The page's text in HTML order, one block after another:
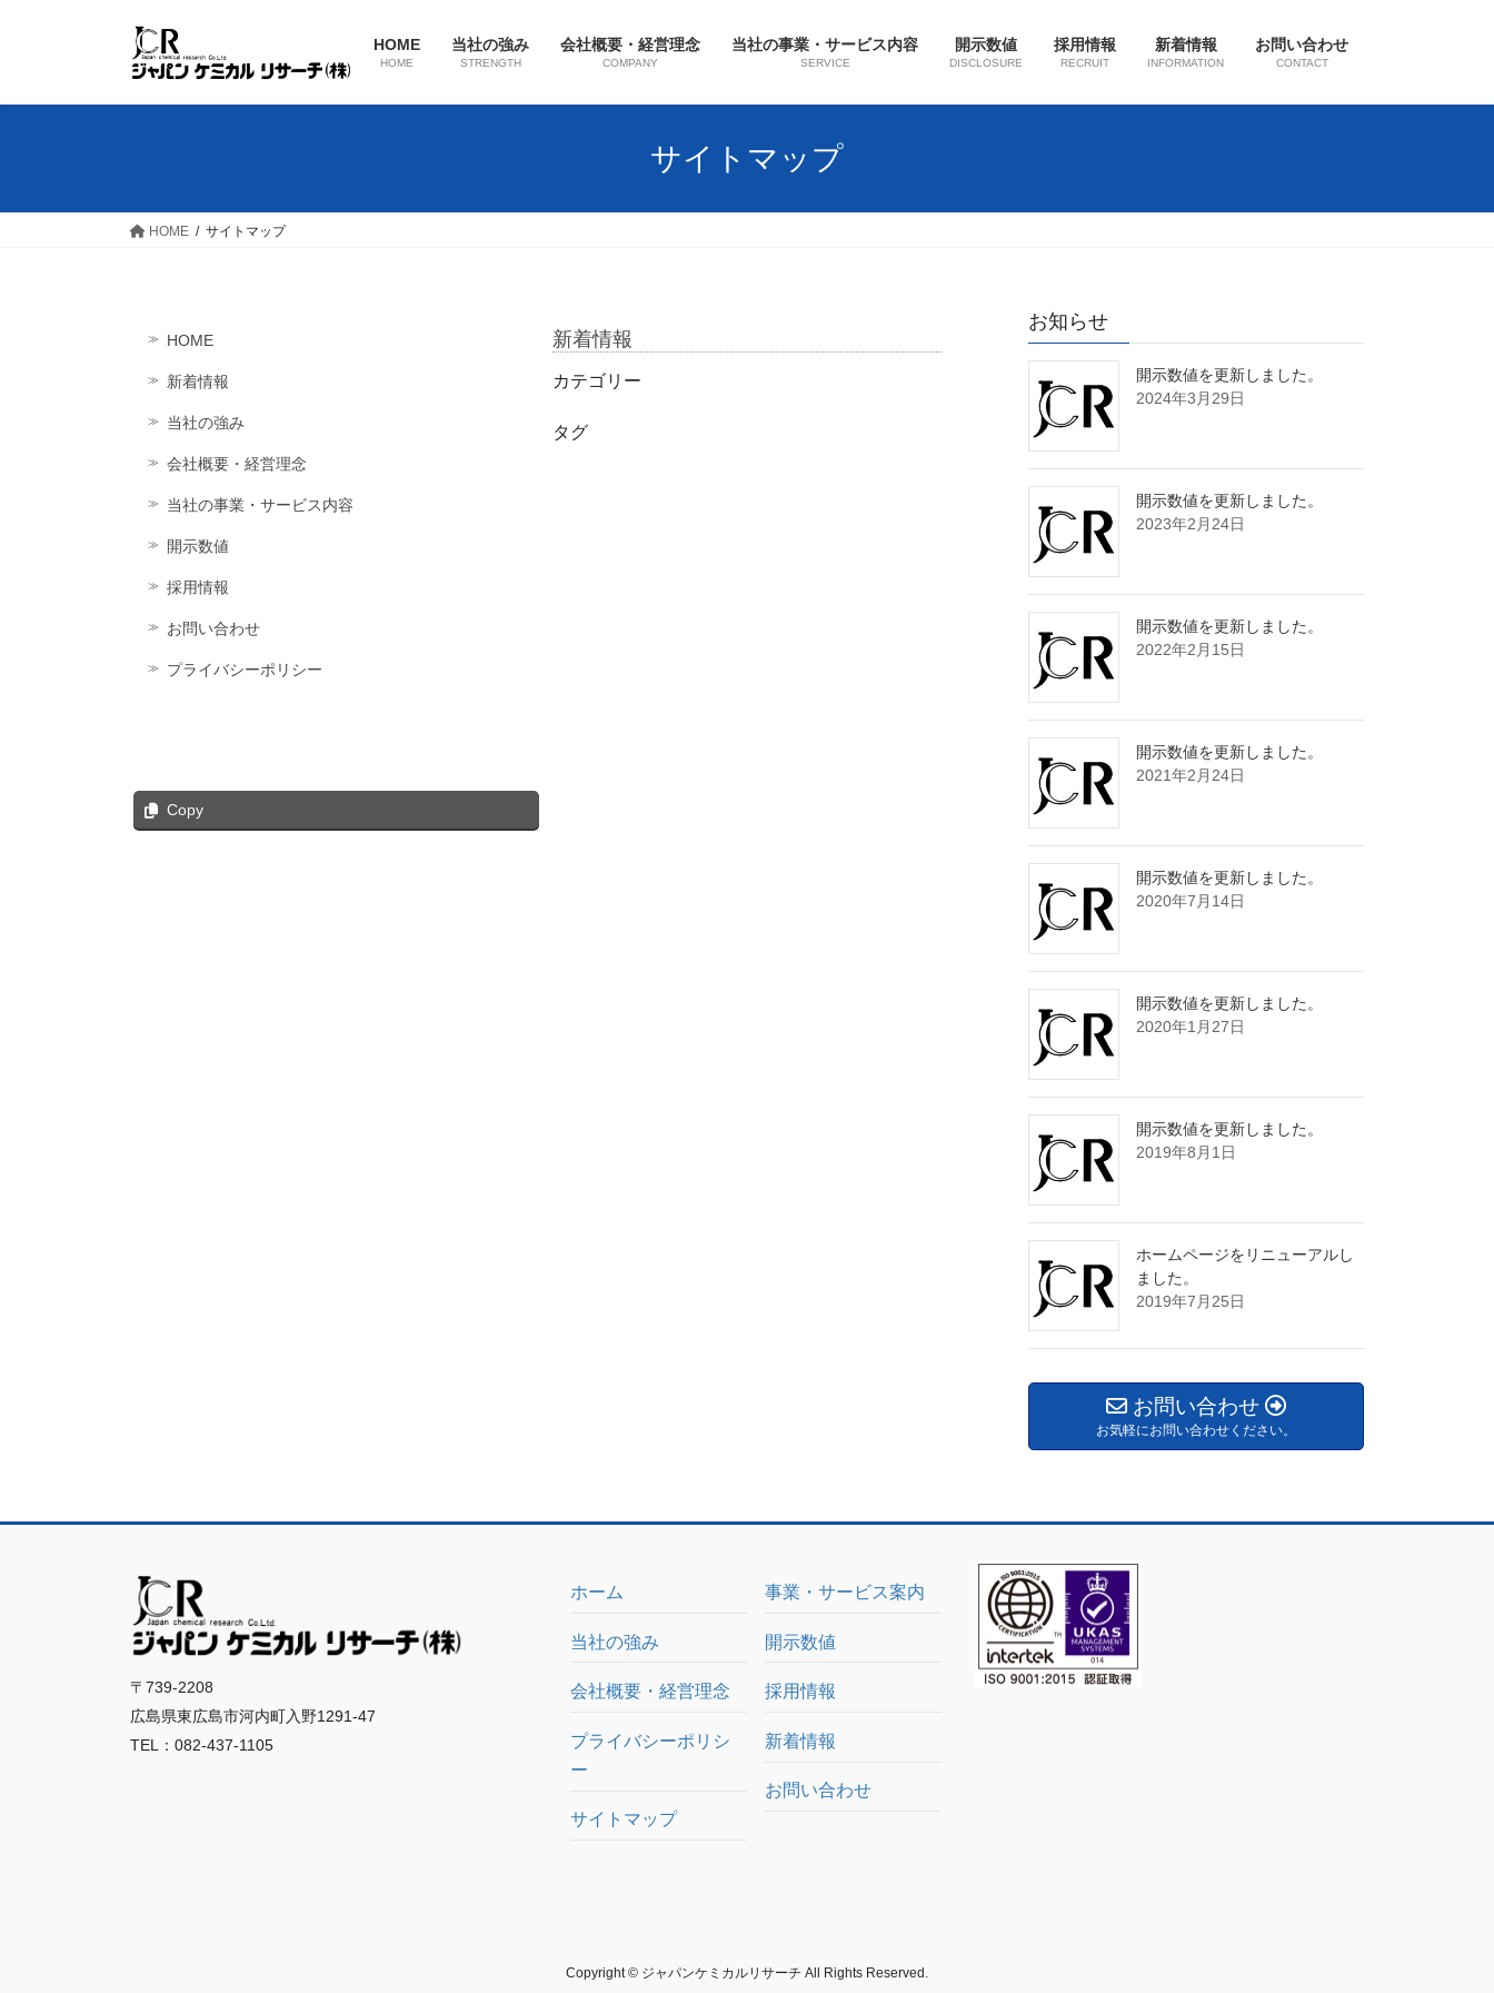
HOME
HOME
当社の強み
STRENGTH
会社概要・経営理念
COMPANY
当社の事業・サービス内容
SERVICE
開示数値
DISCLOSURE
採用情報
RECRUIT
新着情報
INFORMATION
お問い合わせ
CONTACT
サイトマップ
HOME サイトマップ
HOME
新着情報
当社の強み
会社概要・経営理念
当社の事業・サービス内容
開示数値
採用情報
お問い合わせ
プライバシーポリシー
新着情報
カテゴリー
タグ
Copy
お知らせ
開示数値を更新しました。
2024年3月29日
開示数値を更新しました。
2023年2月24日
開示数値を更新しました。
2022年2月15日
開示数値を更新しました。
2021年2月24日
開示数値を更新しました。
2020年7月14日
開示数値を更新しました。
2020年1月27日
開示数値を更新しました。
2019年8月1日
ホームページをリニューアルし
ました。
2019年7月25日
お問い合わせ
お気軽にお問い合わせください。
〒739-2208
広島県東広島市河内町入野1291-47
TEL：082-437-1105
ホーム
当社の強み
会社概要・経営理念
プライバシーポリシ
ー
サイトマップ
事業・サービス案内
開示数値
採用情報
新着情報
お問い合わせ
Copyright © ジャパンケミカルリサーチ All Rights Reserved.